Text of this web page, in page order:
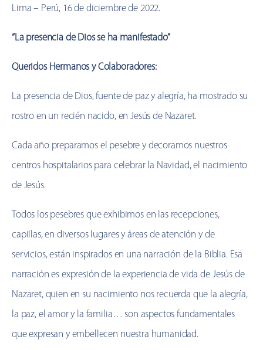
Lima – Perú, 16 de diciembre de 2022.
“La presencia de Dios se ha manifestado”
Queridos Hermanos y Colaboradores:
La presencia de Dios, fuente de paz y alegría, ha mostrado su
rostro en un recién nacido, en Jesús de Nazaret.
Cada año preparamos el pesebre y decoramos nuestros
centros hospitalarios para celebrar la Navidad, el nacimiento
de Jesús.
Todos los pesebres que exhibimos en las recepciones,
capillas, en diversos lugares y áreas de atención y de
servicios, están inspirados en una narración de la Biblia. Esa
narración es expresión de la experiencia de vida de Jesús de
Nazaret, quien en su nacimiento nos recuerda que la alegría,
la paz, el amor y la familia… son aspectos fundamentales
que expresan y embellecen nuestra humanidad.